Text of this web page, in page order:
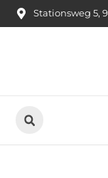
Stationsweg 5,